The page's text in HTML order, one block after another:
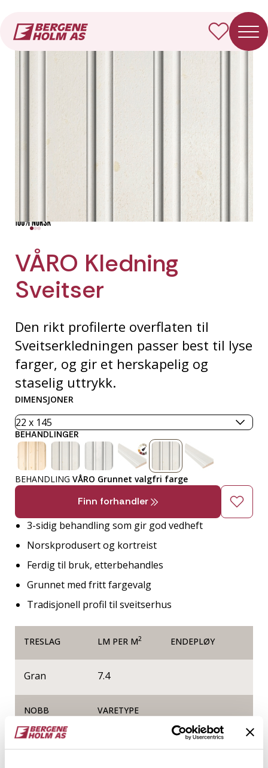
VÅRO Kledning
Sveitser
Den rikt profilerte overflaten til
Sveitserkledningen passer best til lyse
farger, og gir et herskapelig og
staselig uttrykk.
DIMENSJONER
BEHANDLINGER
BEHANDLING VÅRO Grunnet valgfri farge
Finn forhandler
3-sidig behandling som gir god vedheft
Norskprodusert og kortreist
Ferdig til bruk, etterbehandles
Grunnet med fritt fargevalg
Tradisjonell profil til sveitserhus
TRESLAG LM PER M2 ENDEPLØY
Gran 7.4
NOBB VARETYPE